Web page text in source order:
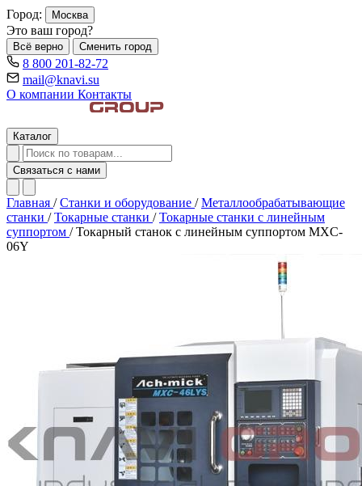
Город: Москва
Это ваш город?
Всё верно Сменить город
8 800 201-82-72
mail@knavi.su
О компании Контакты
Каталог
Связаться с нами
Главная / Станки и оборудование / Металлообрабатывающие
станки / Токарные станки / Токарные станки с линейным
суппортом / Токарный станок с линейным суппортом MXC-
06Y